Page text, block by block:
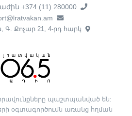
+374 (11) 280000
Գ. Քոչար 21, 4-րդ հարկ
իրավունքները պաշտպանված են:
օգտագործումն առանց հղման